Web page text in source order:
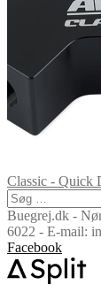
Classic - Quick
Søg
efter:
Buegrej.dk -
6022 - E-mail:
Facebook